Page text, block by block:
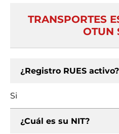
TRANSPORTES
OTUN
¿Registro RUES activo?
Si
¿Cuál es su NIT?